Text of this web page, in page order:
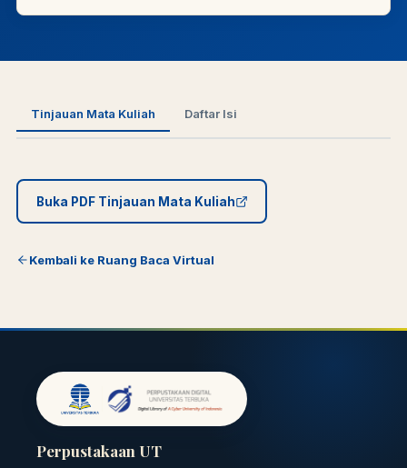
Tinjauan Mata Kuliah Daftar Isi
Buka PDF Tinjauan Mata Kuliah
Kembali ke Ruang Baca Virtual
Perpustakaan UT